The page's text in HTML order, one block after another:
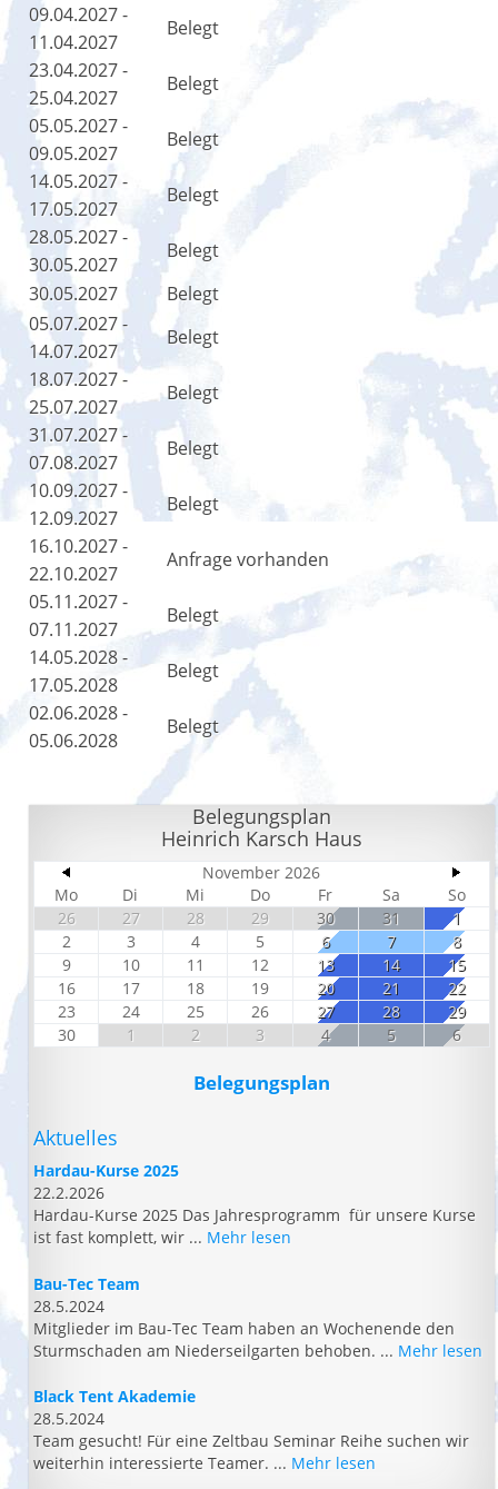
09.04.2027 -
11.04.2027
Belegt
23.04.2027 -
25.04.2027
Belegt
05.05.2027 -
09.05.2027
Belegt
14.05.2027 -
17.05.2027
Belegt
28.05.2027 -
30.05.2027
Belegt
30.05.2027
Belegt
05.07.2027 -
14.07.2027
Belegt
18.07.2027 -
25.07.2027
Belegt
31.07.2027 -
07.08.2027
Belegt
10.09.2027 -
12.09.2027
Belegt
16.10.2027 -
22.10.2027
Anfrage vorhanden
05.11.2027 -
07.11.2027
Belegt
14.05.2028 -
17.05.2028
Belegt
02.06.2028 -
05.06.2028
Belegt
Belegungsplan
Heinrich Karsch Haus
November 2026
Mo
Di Mi Do Fr Sa
So
26
27 28 29 30 31
1
2
3 4 5 6 7
8
9
10 11 12 13 14
15
16
17 18 19 20 21
22
23
24 25 26 27 28
29
30
1 2 3 4 5 6
Belegungsplan
Aktuelles
Hardau-Kurse 2025
22.2.2026
Hardau-Kurse 2025 Das Jahresprogramm für unsere Kurse
ist fast komplett, wir ... Mehr lesen
Bau-Tec Team
28.5.2024
Mitglieder im Bau-Tec Team haben an Wochenende den
Sturmschaden am Niederseilgarten behoben. ... Mehr lesen
Black Tent Akademie
28.5.2024
Team gesucht! Für eine Zeltbau Seminar Reihe suchen wir
weiterhin interessierte Teamer. ... Mehr lesen